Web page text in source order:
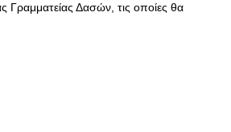
Γραμματείας Δασών, τις οποίες θα